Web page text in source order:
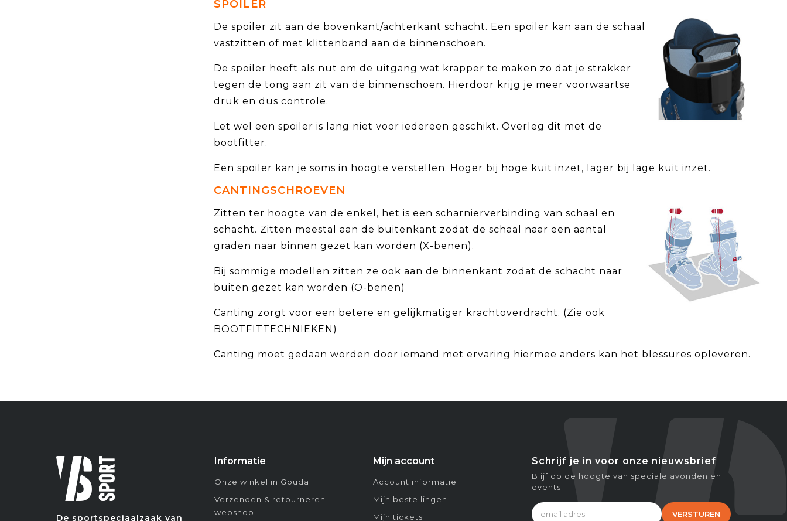
SPOILER
De spoiler zit aan de bovenkant/achterkant schacht. Een spoiler kan aan de schaal
vastzitten of met klittenband aan de binnenschoen.
De spoiler heeft als nut om de uitgang wat krapper te maken zo dat je strakker
tegen de tong aan zit van de binnenschoen. Hierdoor krijg je meer voorwaartse
druk en dus controle.
Let wel een spoiler is lang niet voor iedereen geschikt. Overleg dit met de
bootfitter.
Een spoiler kan je soms in hoogte verstellen. Hoger bij hoge kuit inzet, lager bij lage kuit inzet.
CANTINGSCHROEVEN
Zitten ter hoogte van de enkel, het is een scharnierverbinding van schaal en
schacht. Zitten meestal aan de buitenkant zodat de schaal naar een aantal
graden naar binnen gezet kan worden (X-benen).
Bij sommige modellen zitten ze ook aan de binnenkant zodat de schacht naar
buiten gezet kan worden (O-benen)
Canting zorgt voor een betere en gelijkmatiger krachtoverdracht. (Zie ook
BOOTFITTECHNIEKEN)
Canting moet gedaan worden door iemand met ervaring hiermee anders kan het blessures opleveren.
De sportspeciaalzaak van
Informatie
Onze winkel in Gouda
Verzenden & retourneren
webshop
Mijn account
Account informatie
Mijn bestellingen
Mijn tickets
Schrijf je in voor onze nieuwsbrief
Blijf op de hoogte van speciale avonden en
events
VERSTUREN